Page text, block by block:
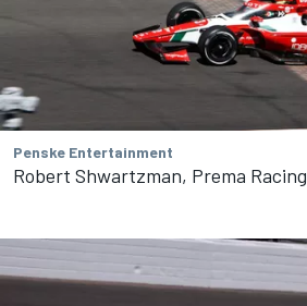
Penske Entertainment
Robert Shwartzman, Prema Racing